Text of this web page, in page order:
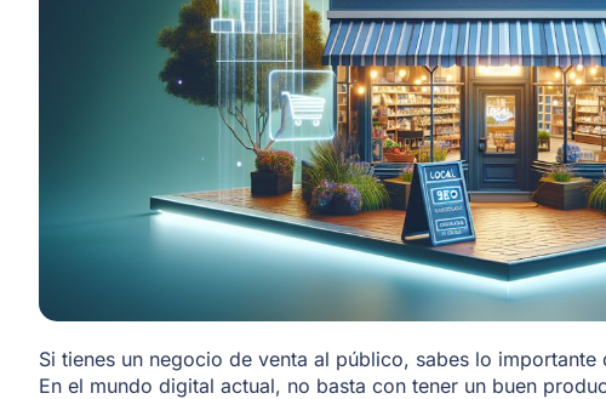
Si tienes un negocio de venta al público, sabes lo importante
En el mundo digital actual, no basta con tener un buen